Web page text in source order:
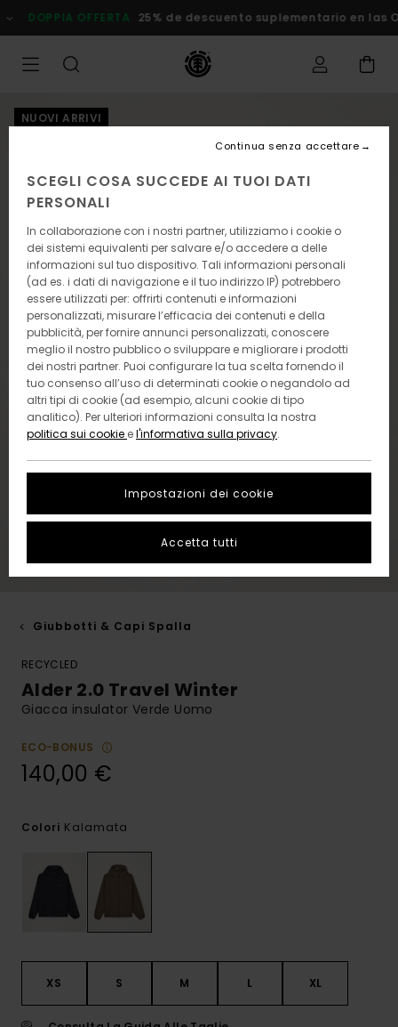
alle
informazioni
prodotto
DOPPIA OFFERTA 25% de descuento suplementario en las
NUOVI ARRIVI
Giubbotti & Capi Spalla
RECYCLED
Alder 2.0 Travel Winter
Giacca insulator Verde Uomo
ECO-BONUS
140,00 €
Colori Kalamata
XS S M L XL
SCEGLI COSA SUCCEDE AI TUOI DATI
PERSONALI
In collaborazione con i nostri partner, utilizziamo i cookie o
dei sistemi equivalenti per salvare e/o accedere a delle
informazioni sul tuo dispositivo. Tali informazioni personali
(ad es. i dati di navigazione e il tuo indirizzo IP) potrebbero
essere utilizzati per: offrirti contenuti e informazioni
personalizzati, misurare l’efficacia dei contenuti e della
pubblicità, per fornire annunci personalizzati, conoscere
meglio il nostro pubblico o sviluppare e migliorare i prodotti
dei nostri partner. Puoi configurare la tua scelta fornendo il
tuo consenso all’uso di determinati cookie o negandolo ad
altri tipi di cookie (ad esempio, alcuni cookie di tipo
analitico). Per ulteriori informazioni consulta la nostra
politica sui cookie el'informativa sulla privacy.
Impostazioni dei cookie
Continua senza accettare
Accetta tutti